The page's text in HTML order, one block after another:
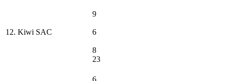
12. Kiwi SAC
9
6
8
23
6